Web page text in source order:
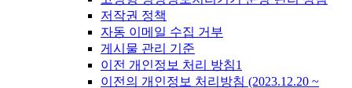
저작권 정책
자동 이메일 수집 거부
게시물 관리 기준
이전 개인정보 처리 방침1
이전의 개인정보 처리방침 (2023.12.20 ~